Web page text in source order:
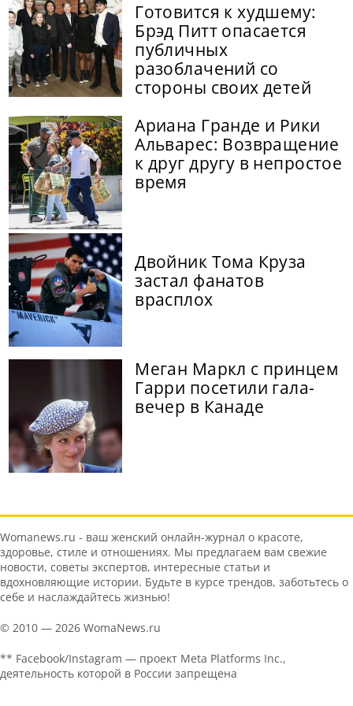
Готовится к худшему:
Брэд Питт опасается
публичных
разоблачений со
стороны своих детей
Ариана Гранде и Рики
Альварес: Возвращение
к друг другу в непростое
время
Двойник Тома Круза
застал фанатов
врасплох
Меган Маркл с принцем
Гарри посетили гала-
вечер в Канаде
Womanews.ru - ваш женский онлайн-журнал о красоте,
здоровье, стиле и отношениях. Мы предлагаем вам свежие
новости, советы экспертов, интересные статьи и
вдохновляющие истории. Будьте в курсе трендов, заботьтесь о
себе и наслаждайтесь жизнью!
© 2010 — 2026 WomaNews.ru
** Facebook/Instagram — проект Meta Platforms Inc.,
деятельность которой в России запрещена